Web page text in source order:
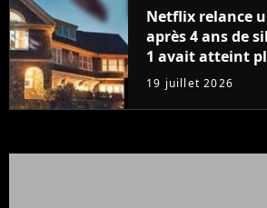
Netflix relance
après 4 ans de
1 avait atteint
de vues
19 juillet 2026